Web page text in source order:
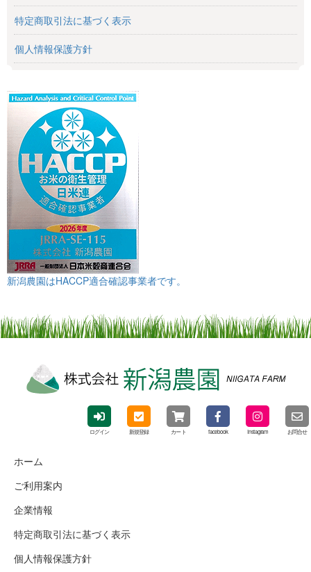
特定商取引法に基づく表示
個人情報保護方針
新潟農園はHACCP適合確認事業者です。
ログイン 新規登録 カート facebook Instagram お問合せ
ホーム
ご利用案内
企業情報
特定商取引法に基づく表示
個人情報保護方針